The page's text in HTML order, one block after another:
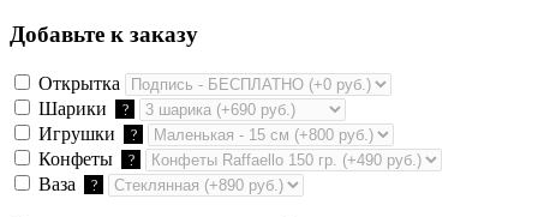
Добавьте к заказу
Открытка
Шарики
?
Игрушки ?
Конфеты ?
Ваза ?